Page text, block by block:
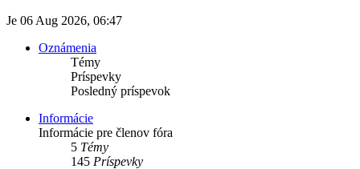
Je 06 Aug 2026, 06:47
Oznámenia
Témy
Príspevky
Posledný príspevok
Informácie
Informácie pre členov fóra
5 Témy
145 Príspevky